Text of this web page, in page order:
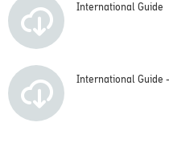
International Guide
International Guide